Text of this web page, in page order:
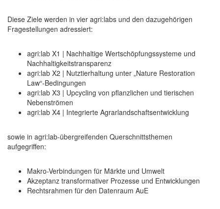
Diese Ziele werden in vier agri:labs und den dazugehörigen
Fragestellungen adressiert:
agri:lab X1 | Nachhaltige Wertschöpfungssysteme und
Nachhaltigkeitstransparenz
agri:lab X2 | Nutztierhaltung unter „Nature Restoration
Law“-Bedingungen
agri:lab X3 | Upcycling von pflanzlichen und tierischen
Nebenströmen
agri:lab X4 | Integrierte Agrarlandschaftsentwicklung
sowie in agri:lab-übergreifenden Querschnittsthemen
aufgegriffen:
Makro-Verbindungen für Märkte und Umwelt
Akzeptanz transformativer Prozesse und Entwicklungen
Rechtsrahmen für den Datenraum AuE